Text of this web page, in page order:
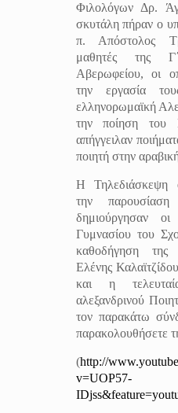
Φιλολόγων Δρ.
σκυτάλη πήραν ο
π. Απόστολος
μαθητές της
Αβερωφείου, οι
την εργασία
ελληνορωμαϊκή
την ποίηση του
απήγγειλαν
ποιητή στην
Η Τηλεδιάσκεψη
την παρουσίαση
δημιούργησαν
Γυμνασίου του
καθοδήγηση της
Ελένης
και η
αλεξανδρινού
τον παρακάτω
παρακολουθήσετε
(http://
v=UOP57-